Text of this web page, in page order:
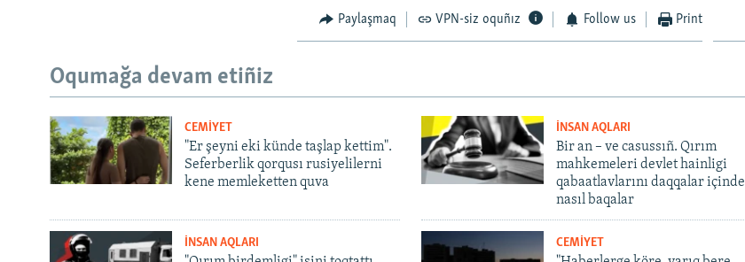
Paylaşmaq VPN-siz oquñız Follow us Print
Oqumağa devam etiñiz
CEMİYET
"Er şeyni eki künde taşlap kettim".
Seferberlik qorqusı rusiyelilerni
kene memleketten quva
İNSAN AQLARI
Bir an – ve casussıñ. Qırım
mahkemeleri devlet hainligi
qabaatlavlarını daqqalar içinde
nasıl baqalar
İNSAN AQLARI CEMİYET